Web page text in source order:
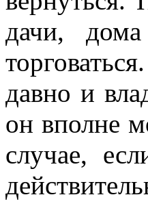
дачи,
давно и
он вполне
случае,